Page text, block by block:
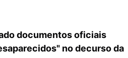
documentos oficiais
no decurso da